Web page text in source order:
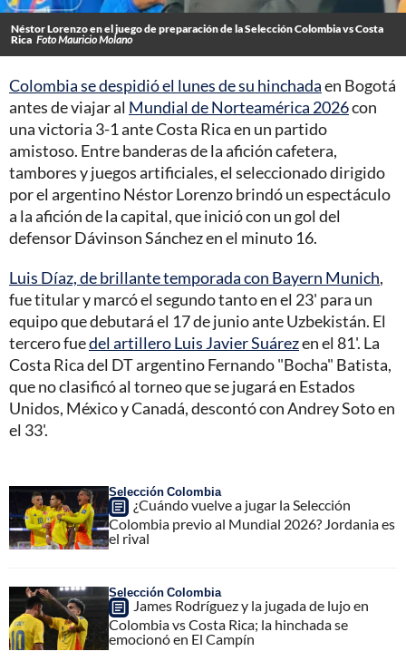
Néstor Lorenzo en el juego de preparación de la Selección Colombia vs Costa
Rica Foto Mauricio Molano
Colombia se despidió el lunes de su hinchadaen Bogotá
antes de viajar al Mundial de Norteamérica 2026con
una victoria 3-1 ante Costa Rica en un partido
amistoso. Entre banderas de la afición cafetera,
tambores y juegos artificiales, el seleccionado dirigido
por el argentino Néstor Lorenzo brindó un espectáculo
a la afición de la capital, que inició con un gol del
defensor Dávinson Sánchez en el minuto 16.
Luis Díaz, de brillante temporada con Bayern Munich,
fue titular y marcó el segundo tanto en el 23' para un
equipo que debutará el 17 de junio ante Uzbekistán. El
tercero fuedel artillero Luis Javier Suárezen el 81'. La
Costa Rica del DT argentino Fernando "Bocha" Batista,
que no clasificó al torneo que se jugará en Estados
Unidos, México y Canadá, descontó con Andrey Soto en
el 33'.
Selección Colombia
¿Cuándo vuelve a jugar la Selección
Colombia previo al Mundial 2026? Jordania es
el rival
Selección Colombia
James Rodríguez y la jugada de lujo en
Colombia vs Costa Rica; la hinchada se
emocionó en El Campín